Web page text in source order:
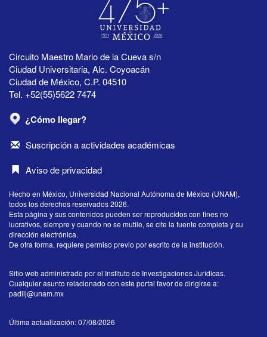
Circuito Maestro Mario de la Cueva s/n
Ciudad Universitaria, Alc. Coyoacán
Ciudad de México, C.P. 04510
Tel. +52(55)5622 7474
¿Cómo llegar?
Suscripción a actividades académicas
Aviso de privacidad
Hecho en México, Universidad Nacional Autónoma de México (UNAM),
todos los derechos reservados 2026.
Esta página y sus contenidos pueden ser reproducidos con fines no
lucrativos, siempre y cuando no se mutile, se cite la fuente completa y su
dirección electrónica.
De otra forma, requiere permiso previo por escrito de la institución.
Sitio web administrado por el Instituto de Investigaciones Jurídicas.
Cualquier asunto relacionado con este portal favor de dirigirse a:
padiij@unam.mx
Última actualización: 07/08/2026